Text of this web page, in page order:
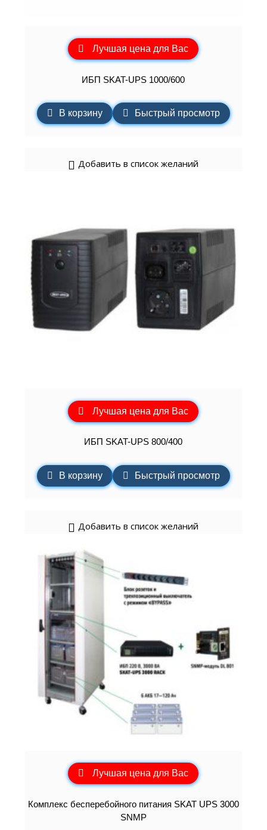
Лучшая цена для Вас
ИБП SKAT-UPS 1000/600
В корзину Быстрый просмотр
Добавить в список желаний
Лучшая цена для Вас
ИБП SKAT-UPS 800/400
В корзину Быстрый просмотр
Добавить в список желаний
Лучшая цена для Вас
Комплекс бесперебойного питания SKAT UPS 3000
SNMP